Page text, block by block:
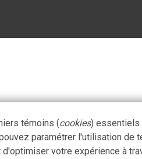
témoins (cookies) essentiels
paramétrer l'utilisation de
votre expérience à